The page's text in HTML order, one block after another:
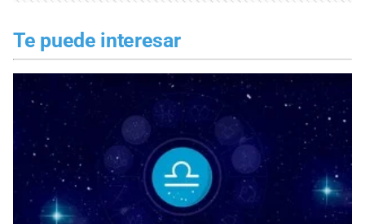
Te puede interesar